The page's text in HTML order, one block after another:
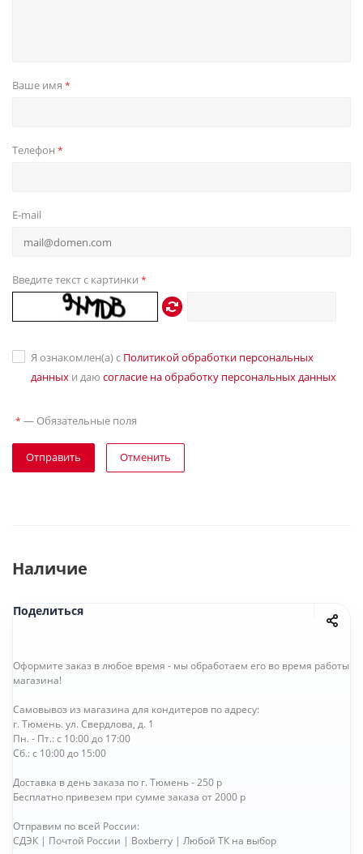
Ваше имя *
Телефон *
E-mail
Введите текст с картинки *
Я ознакомлен(а) с Политикой обработки персональных
данных и даю согласие на обработку персональных данных
* — Обязательные поля
Отправить Отменить
Наличие
Поделиться
Оформите заказ в любое время - мы обработаем его во время работы
магазина!
Самовывоз из магазина для кондитеров по адресу:
г. Тюмень. ул. Свердлова, д. 1
Пн. - Пт.: с 10:00 до 17:00
Сб.: с 10:00 до 15:00
Доставка в день заказа по г. Тюмень - 250 р
Бесплатно привезем при сумме заказа от 2000 р
Отправим по всей России:
СДЭК | Почтой России | Boxberry | Любой ТК на выбор